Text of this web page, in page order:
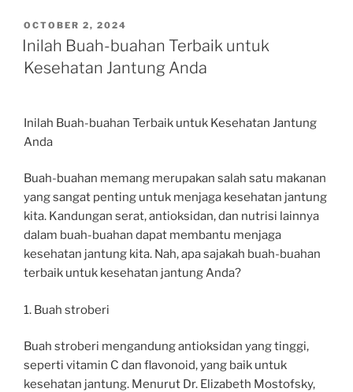
POSTED
ON
OCTOBER 2, 2024
Inilah Buah-buahan Terbaik untuk
Kesehatan Jantung Anda
Inilah Buah-buahan Terbaik untuk Kesehatan Jantung
Anda
Buah-buahan memang merupakan salah satu makanan
yang sangat penting untuk menjaga kesehatan jantung
kita. Kandungan serat, antioksidan, dan nutrisi lainnya
dalam buah-buahan dapat membantu menjaga
kesehatan jantung kita. Nah, apa sajakah buah-buahan
terbaik untuk kesehatan jantung Anda?
1. Buah stroberi
Buah stroberi mengandung antioksidan yang tinggi,
seperti vitamin C dan flavonoid, yang baik untuk
kesehatan jantung. Menurut Dr. Elizabeth Mostofsky,